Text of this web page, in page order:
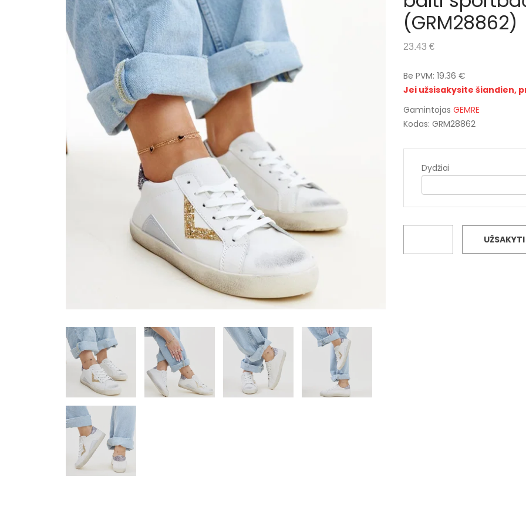
(GRM28862)
23.43 €
Be PVM: 19.36 €
Jei užsisakysite šiandien,
Gamintojas GEMRE
Kodas: GRM28862
Dydžiai
UŽSAKYTI